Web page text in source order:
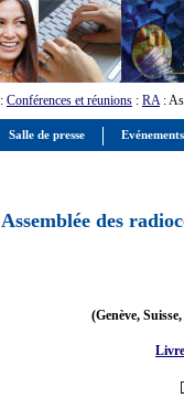
: Conférences et réunions : RA:
Assemblée des
(Genève,
Salle de presse Evénements